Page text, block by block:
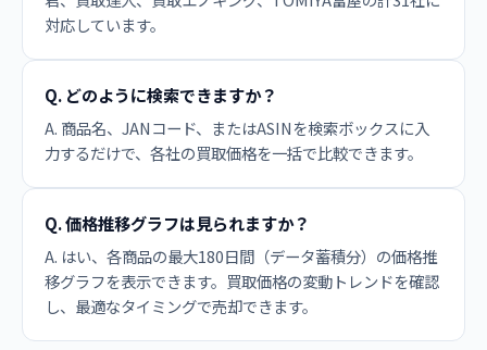
対応しています。
Q. どのように検索できますか？
A. 商品名、JANコード、またはASINを検索ボックスに入
力するだけで、各社の買取価格を一括で比較できます。
Q. 価格推移グラフは見られますか？
A. はい、各商品の最大180日間（データ蓄積分）の価格推
移グラフを表示できます。買取価格の変動トレンドを確認
し、最適なタイミングで売却できます。